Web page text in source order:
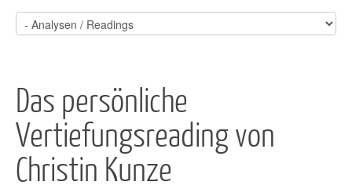
Das persönliche
Vertiefungsreading von
Christin Kunze